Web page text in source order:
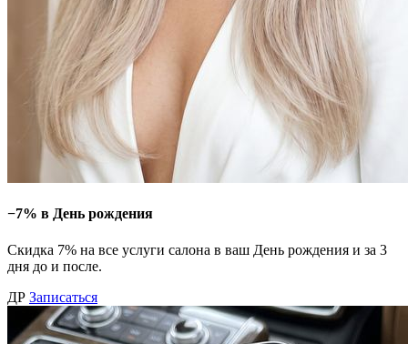
−7% в День рождения
Скидка 7% на все услуги салона в ваш День рождения и за 3
дня до и после.
ДР Записаться